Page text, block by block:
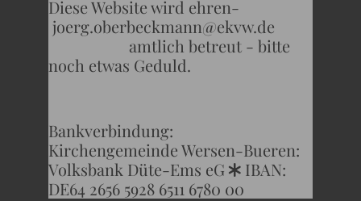
Diese Website wird ehren-
joerg.oberbeckmann@ekvw.de
amtlich betreut - bitte
noch etwas Geduld.
Bankverbindung:
Kirchengemeinde Wersen-Bueren:
Volksbank Düte-Ems eG * IBAN:
DE64 2656 5928 6511 6780 00